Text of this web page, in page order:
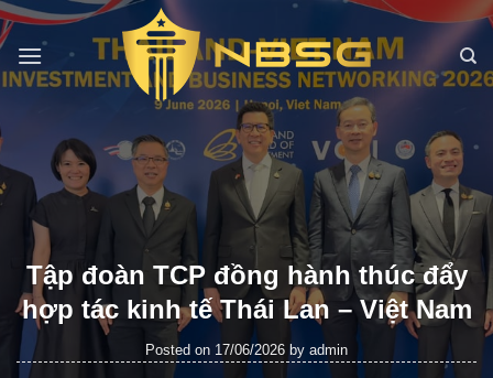
Skip
to
content
Tập đoàn TCP đồng hành thúc đẩy
hợp tác kinh tế Thái Lan – Việt Nam
Posted on 17/06/2026 by admin